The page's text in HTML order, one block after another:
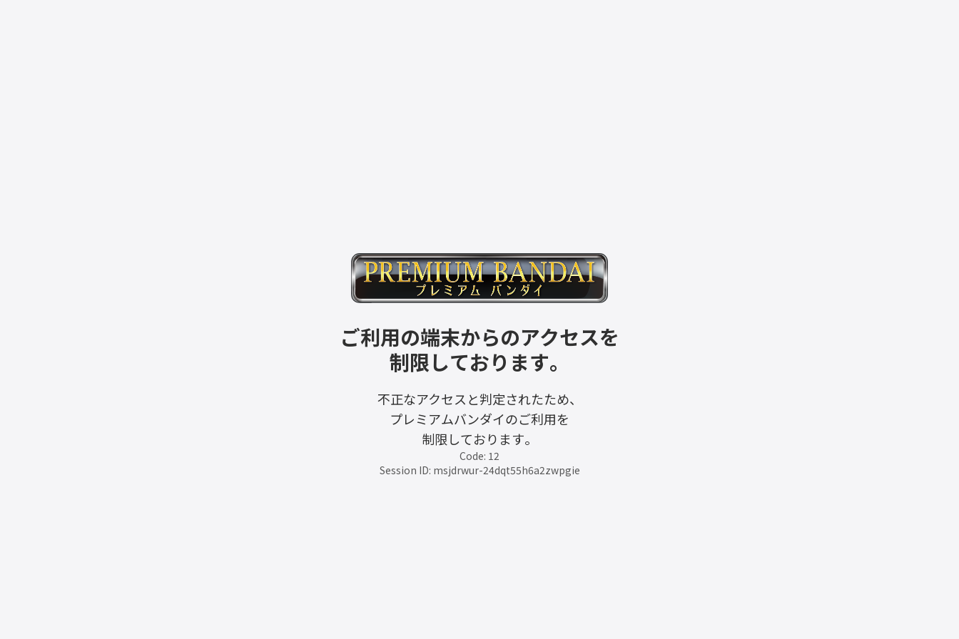
ご利用の端末からのアクセスを
制限しております。
不正なアクセスと判定されたため、
プレミアムバンダイのご利用を
制限しております。
Code: 12
Session ID: msjdrwur-24dqt55h6a2zwpgie